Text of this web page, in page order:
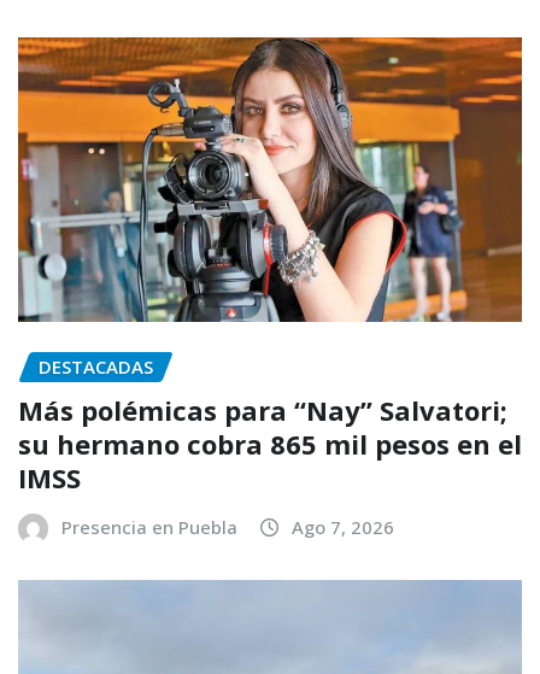
DESTACADAS
Más polémicas para “Nay” Salvatori;
su hermano cobra 865 mil pesos en el
IMSS
Presencia en Puebla Ago 7, 2026